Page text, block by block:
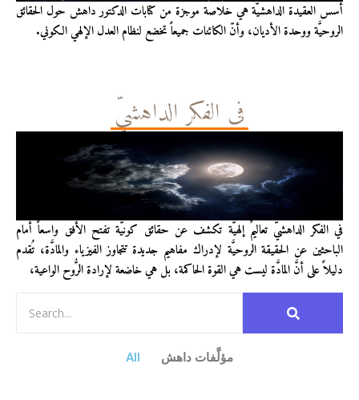
أُسس العقيدة الداهشيّة هي خلاصة موجزة من كتابات الدكتور داهش حول الحقائق
الروحيَّة ووحدة الأديان، وأنّ الكائنات جميعاً تخضع لنظام العدل الإلهي الكوني.
في الفكر الداهشيّ
في الفكر الداهشيّ تعاليمٌ إلهيَّة تكشف عن حقائق كونيَّة تفتح الأفق واسعاً أمام
الباحثين عن الحقيقة الروحيَّة لإدراك مفاهيم جديدة تتجاوز الفيزياء والمادَّة، تُقدم
دليلاً على أنَّ المادَّة ليست هي القوة الحاكمة، بل هي خاضعة لإرادة الرُّوح الواعية،
All مؤلَّفات داهش